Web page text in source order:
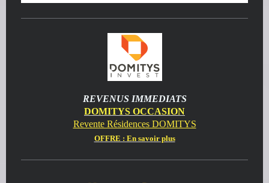
REVENUS IMMEDIATS
DOMITYS OCCASION
Revente Résidences DOMITYS
OFFRE : En savoir plus